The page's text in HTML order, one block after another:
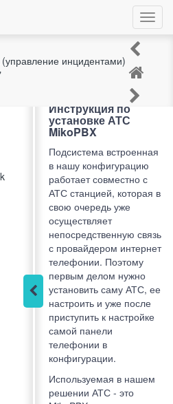
инцидентами)
Установка АТС
Инструкция по
установке АТС
MikoPBX
Подсистема встроенная
в нашу конфигурацию
работает совместно с
АТС станцией, которая в
свою очередь уже
осуществляет
непосредственную связь
с провайдером интернет
телефонии. Поэтому
первым делом нужно
установить саму АТС, ее
настроить и уже после
приступить к настройке
самой панели
телефонии в
конфигурации.
Используемая в нашем
решении АТС - это